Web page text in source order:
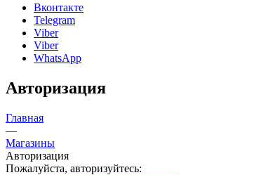
Вконтакте
Telegram
Viber
Viber
WhatsApp
Авторизация
Главная
—
Магазины
Авторизация
Пожалуйста, авторизуйтесь: